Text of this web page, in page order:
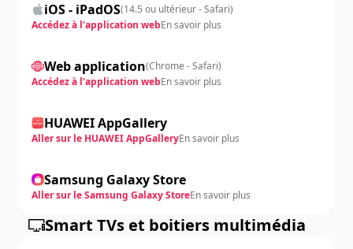
iOS - iPadOS(14.5 ou ultérieur - Safari)
Accédez à l'application webEn savoir plus
Web application(Chrome - Safari)
Accédez à l'application webEn savoir plus
HUAWEI AppGallery
Aller sur le HUAWEI AppGalleryEn savoir plus
Samsung Galaxy Store
Aller sur le Samsung Galaxy StoreEn savoir plus
Smart TVs et boitiers multimédia